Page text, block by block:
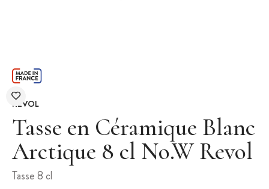
REVOL
Tasse en Céramique Blanc
Arctique 8 cl No.W Revol
Tasse 8 cl